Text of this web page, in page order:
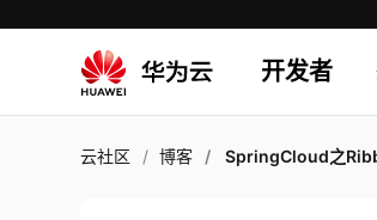
开发者
云社区 博客 SpringCloud之